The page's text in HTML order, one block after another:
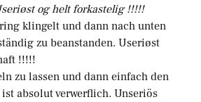
og helt forkastelig !!!!!
klingelt und dann nach unten
zu beanstanden. Useriøst
!!!!!
zu lassen und dann einfach den
absolut verwerflich. Unseriös